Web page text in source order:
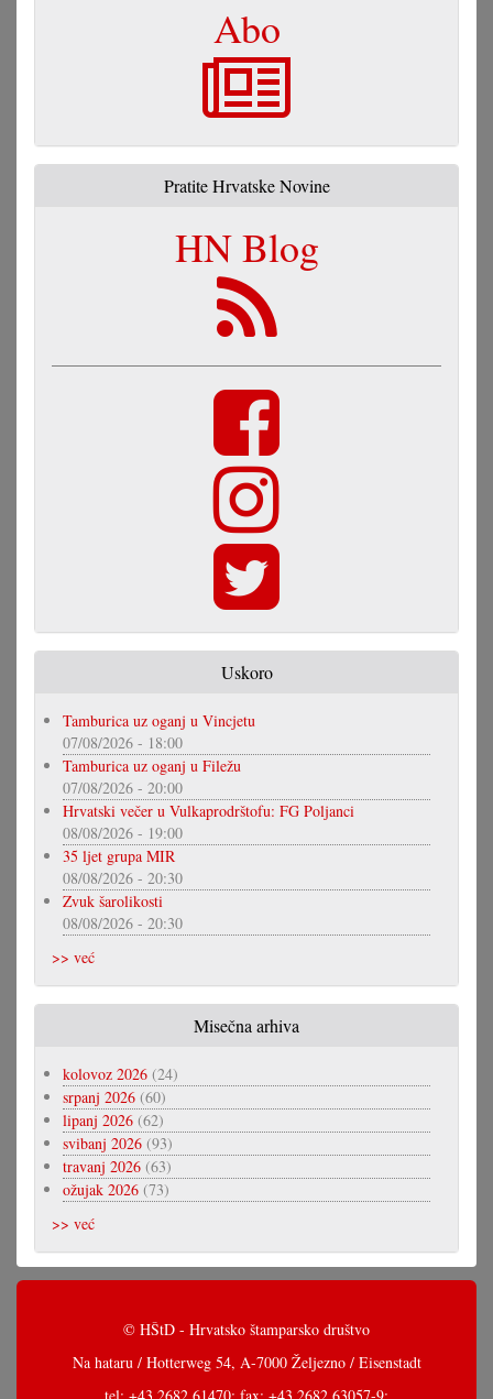
Abo
Pratite Hrvatske Novine
HN Blog
Uskoro
Tamburica uz oganj u Vincjetu
07/08/2026 - 18:00
Tamburica uz oganj u Filežu
07/08/2026 - 20:00
Hrvatski večer u Vulkaprodrštofu: FG Poljanci
08/08/2026 - 19:00
35 ljet grupa MIR
08/08/2026 - 20:30
Zvuk šarolikosti
08/08/2026 - 20:30
>> već
Misečna arhiva
kolovoz 2026 (24)
srpanj 2026 (60)
lipanj 2026 (62)
svibanj 2026 (93)
travanj 2026 (63)
ožujak 2026 (73)
>> već
© HŠtD - Hrvatsko štamparsko društvo
Na hataru / Hotterweg 54, A-7000 Željezno / Eisenstadt